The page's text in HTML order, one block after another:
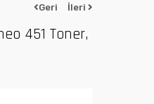
Geri İleri
451 Toner,